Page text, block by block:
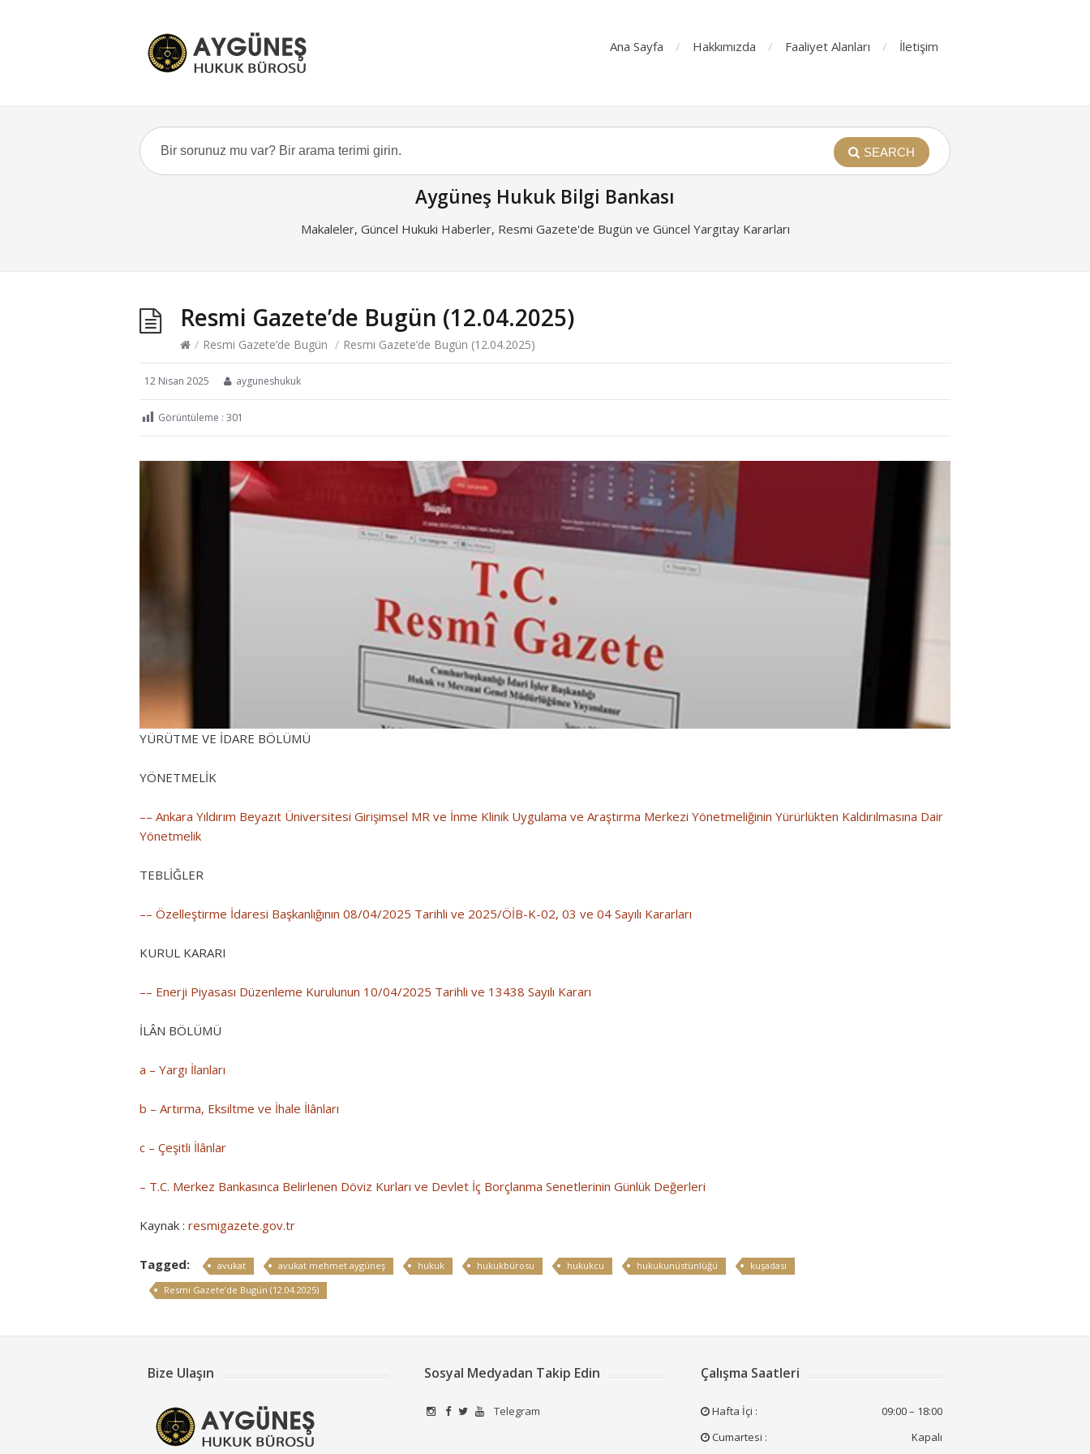
Ana Sayfa Hakkımızda Faaliyet Alanları İletişim
SEARCH
Aygüneş Hukuk Bilgi Bankası
Makaleler, Güncel Hukuki Haberler, Resmi Gazete'de Bugün ve Güncel Yargıtay Kararları
Resmi Gazete’de Bugün (12.04.2025)
/ Resmi Gazete’de Bugün / Resmi Gazete’de Bugün (12.04.2025)
12 Nisan 2025 ayguneshukuk
Görüntüleme : 301
YÜRÜTME VE İDARE BÖLÜMÜ
YÖNETMELİK
–– Ankara Yıldırım Beyazıt Üniversitesi Girişimsel MR ve İnme Klinik Uygulama ve Araştırma Merkezi Yönetmeliğinin Yürürlükten Kaldırılmasına Dair
Yönetmelik
TEBLİĞLER
–– Özelleştirme İdaresi Başkanlığının 08/04/2025 Tarihli ve 2025/ÖİB-K-02, 03 ve 04 Sayılı Kararları
KURUL KARARI
–– Enerji Piyasası Düzenleme Kurulunun 10/04/2025 Tarihli ve 13438 Sayılı Kararı
İLÂN BÖLÜMÜ
a – Yargı İlanları
b – Artırma, Eksiltme ve İhale İlânları
c – Çeşitli İlânlar
– T.C. Merkez Bankasınca Belirlenen Döviz Kurları ve Devlet İç Borçlanma Senetlerinin Günlük Değerleri
Kaynak : resmigazete.gov.tr
Tagged: avukat avukat mehmet aygüneş hukuk hukukbürosu hukukcu hukukunüstünlüğü
kuşadası
Resmi Gazete’de Bugün (12.04.2025)
Bize Ulaşın Sosyal Medyadan Takip Edin
Telegram
Çalışma Saatleri
Hafta İçi :
09:00 – 18:00
Cumartesi :
Kapalı